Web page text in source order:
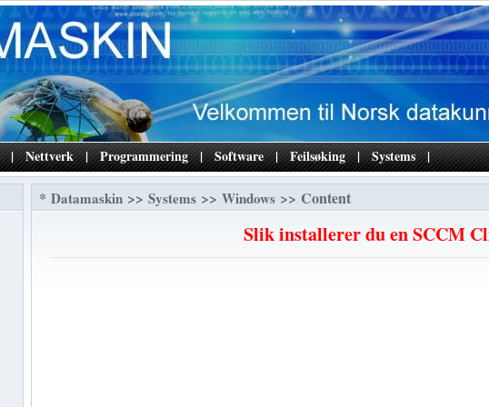
| Nettverk | Programmering | Software | Feilsøking | Systems |
* Datamaskin >> Systems >> Windows >> Content
Slik installerer du en SCCM